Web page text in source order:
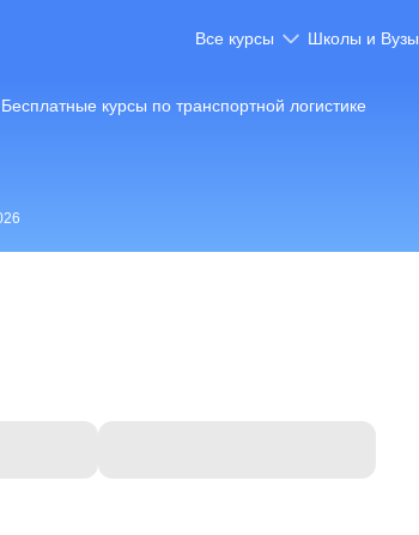
Все курсы Школы и Вузы
Бесплатные курсы по транспортной логистике